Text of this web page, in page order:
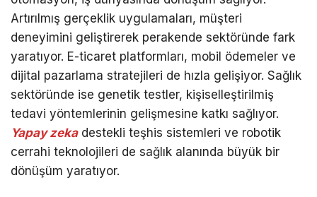
Artırılmış gerçeklik uygulamaları, müşteri
deneyimini geliştirerek perakende sektöründe fark
yaratıyor. E-ticaret platformları, mobil ödemeler ve
dijital pazarlama stratejileri de hızla gelişiyor. Sağlık
sektöründe ise genetik testler, kişiselleştirilmiş
tedavi yöntemlerinin gelişmesine katkı sağlıyor.
Yapay zekadestekli teşhis sistemleri ve robotik
cerrahi teknolojileri de sağlık alanında büyük bir
dönüşüm yaratıyor.